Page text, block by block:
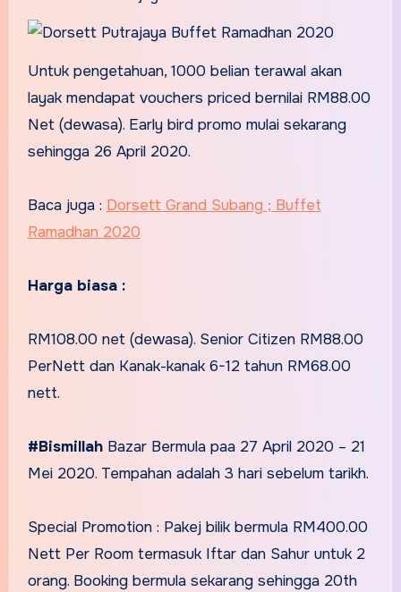
Untuk pengetahuan, 1000 belian terawal akan
layak mendapat vouchers priced bernilai RM88.00
Net (dewasa). Early bird promo mulai sekarang
sehingga 26 April 2020.
Baca juga : Dorsett Grand Subang ; Buffet
Ramadhan 2020
Harga biasa :
RM108.00 net (dewasa). Senior Citizen RM88.00
PerNett dan Kanak-kanak 6-12 tahun RM68.00
nett.
#BismillahBazar Bermula paa 27 April 2020 – 21
Mei 2020. Tempahan adalah 3 hari sebelum tarikh.
Special Promotion : Pakej bilik bermula RM400.00
Nett Per Room termasuk Iftar dan Sahur untuk 2
orang. Booking bermula sekarang sehingga 20th